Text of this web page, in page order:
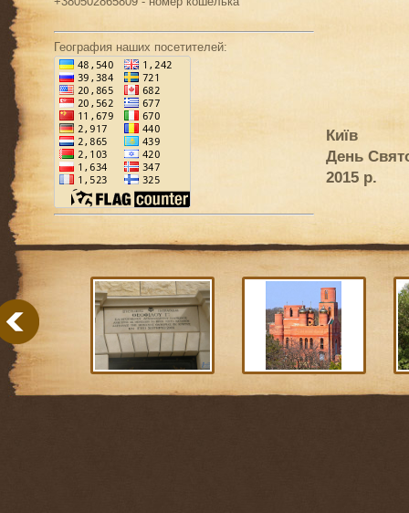
Київ
День
2015 р.
География наших посетителей: